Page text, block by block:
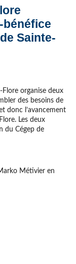
Sainte-
Flore organise deux
des besoins de
donc l’avancement
Les deux
du Cégep de
Métivier en